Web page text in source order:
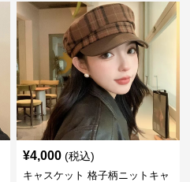
¥4,000 (税込)
キャスケット 格子柄ニットキャ